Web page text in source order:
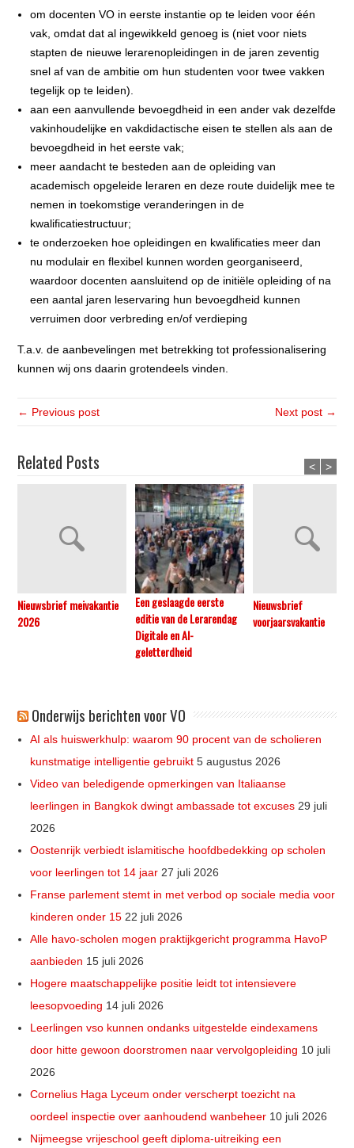
om docenten VO in eerste instantie op te leiden voor één
vak, omdat dat al ingewikkeld genoeg is (niet voor niets
stapten de nieuwe lerarenopleidingen in de jaren zeventig
snel af van de ambitie om hun studenten voor twee vakken
tegelijk op te leiden).
aan een aanvullende bevoegdheid in een ander vak dezelfde
vakinhoudelijke en vakdidactische eisen te stellen als aan de
bevoegdheid in het eerste vak;
meer aandacht te besteden aan de opleiding van
academisch opgeleide leraren en deze route duidelijk mee te
nemen in toekomstige veranderingen in de
kwalificatiestructuur;
te onderzoeken hoe opleidingen en kwalificaties meer dan
nu modulair en flexibel kunnen worden georganiseerd,
waardoor docenten aansluitend op de initiële opleiding of na
een aantal jaren leservaring hun bevoegdheid kunnen
verruimen door verbreding en/of verdieping
T.a.v. de aanbevelingen met betrekking tot professionalisering
kunnen wij ons daarin grotendeels vinden.
← Previous post Next post →
Related Posts
Nieuwsbrief meivakantie
2026
Een geslaagde eerste
editie van de Lerarendag
Digitale en AI-
geletterdheid
Nieuwsbrief
voorjaarsvakantie
< >
Onderwijs berichten voor VO
AI als huiswerkhulp: waarom 90 procent van de scholieren
kunstmatige intelligentie gebruikt 5 augustus 2026
Video van beledigende opmerkingen van Italiaanse
leerlingen in Bangkok dwingt ambassade tot excuses 29 juli
2026
Oostenrijk verbiedt islamitische hoofdbedekking op scholen
voor leerlingen tot 14 jaar 27 juli 2026
Franse parlement stemt in met verbod op sociale media voor
kinderen onder 15 22 juli 2026
Alle havo-scholen mogen praktijkgericht programma HavoP
aanbieden 15 juli 2026
Hogere maatschappelijke positie leidt tot intensievere
leesopvoeding 14 juli 2026
Leerlingen vso kunnen ondanks uitgestelde eindexamens
door hitte gewoon doorstromen naar vervolgopleiding 10 juli
2026
Cornelius Haga Lyceum onder verscherpt toezicht na
oordeel inspectie over aanhoudend wanbeheer 10 juli 2026
Nijmeegse vrijeschool geeft diploma-uitreiking een